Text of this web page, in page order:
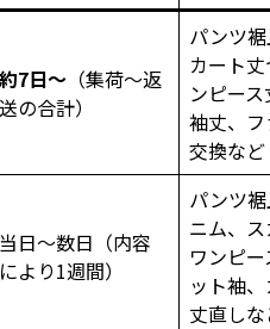
約7日～ （集荷～返
送の合計）
パンツ
カート
ンピー
袖丈、
交換など
当日～数日（内容
により1週間）
パンツ
ニム、ス
ワンピ
ット袖
丈直し